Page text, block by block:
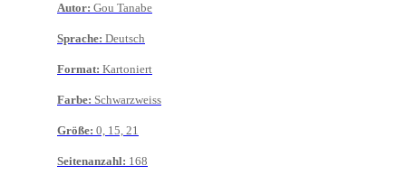
Autor: Gou Tanabe
Sprache: Deutsch
Format: Kartoniert
Farbe: Schwarzweiss
Größe: 0, 15, 21
Seitenanzahl: 168